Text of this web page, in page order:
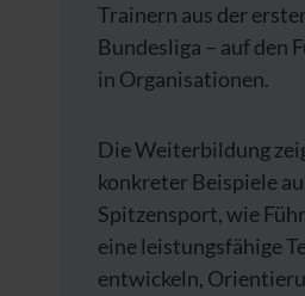
Trainern aus der
Bundesliga – auf den
in Organisationen.
Die Weiterbildung
konkreter Beispiele
Spitzensport, wie
eine leistungsfähige
entwickeln,